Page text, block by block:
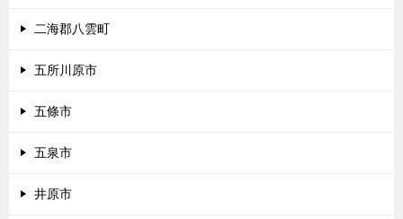
二海郡八雲町
五所川原市
五條市
五泉市
井原市